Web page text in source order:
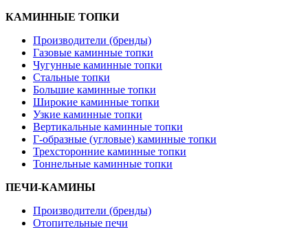
КАМИННЫЕ ТОПКИ
Производители (бренды)
Газовые каминные топки
Чугунные каминные топки
Стальные топки
Большие каминные топки
Широкие каминные топки
Узкие каминные топки
Вертикальные каминные топки
Г-образные (угловые) каминные топки
Трехсторонние каминные топки
Тоннельные каминные топки
ПЕЧИ-КАМИНЫ
Производители (бренды)
Отопительные печи